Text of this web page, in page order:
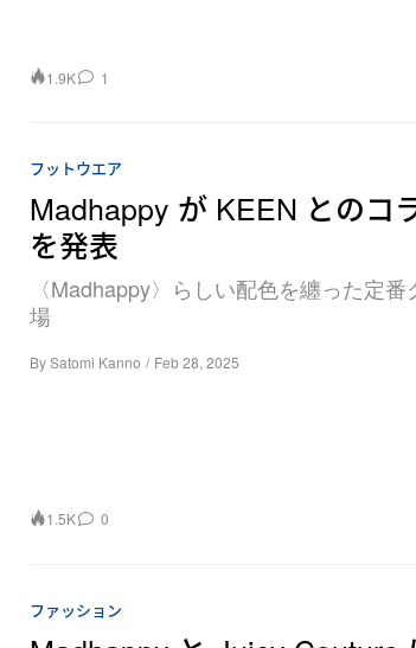
1.9K 1
フットウエア
Madhappy が KEEN とのコ
を発表
〈Madhappy〉らしい配色を纏った定
場
BySatomi Kanno / Feb 28, 2025
1.5K 0
ファッション